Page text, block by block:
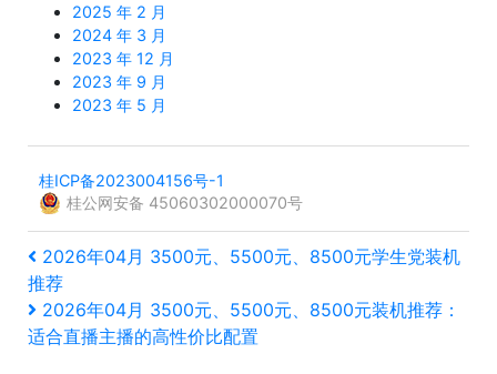
2025 年 2 月
2024 年 3 月
2023 年 12 月
2023 年 9 月
2023 年 5 月
桂ICP备2023004156号-1
桂公网安备 45060302000070号
文
章
导
上
一
篇
文
2026年04月 3500元、5500元、8500元学生党装机
推荐
下
一
2026年04月 3500元、5500元、8500元装机推荐：
适合直播主播的高性价比配置